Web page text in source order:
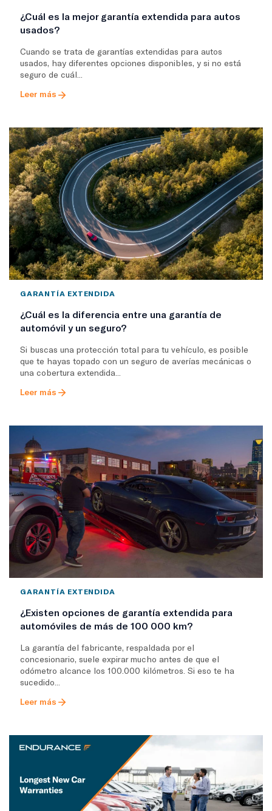
¿Cuál es la mejor garantía extendida para autos
usados?
Cuando se trata de garantías extendidas para autos
usados, hay diferentes opciones disponibles, y si no está
seguro de cuál...
Leer más
GARANTÍA EXTENDIDA
¿Cuál es la diferencia entre una garantía de
automóvil y un seguro?
Si buscas una protección total para tu vehículo, es posible
que te hayas topado con un seguro de averías mecánicas o
una cobertura extendida...
Leer más
GARANTÍA EXTENDIDA
¿Existen opciones de garantía extendida para
automóviles de más de 100 000 km?
La garantía del fabricante, respaldada por el
concesionario, suele expirar mucho antes de que el
odómetro alcance los 100.000 kilómetros. Si eso te ha
sucedido...
Leer más